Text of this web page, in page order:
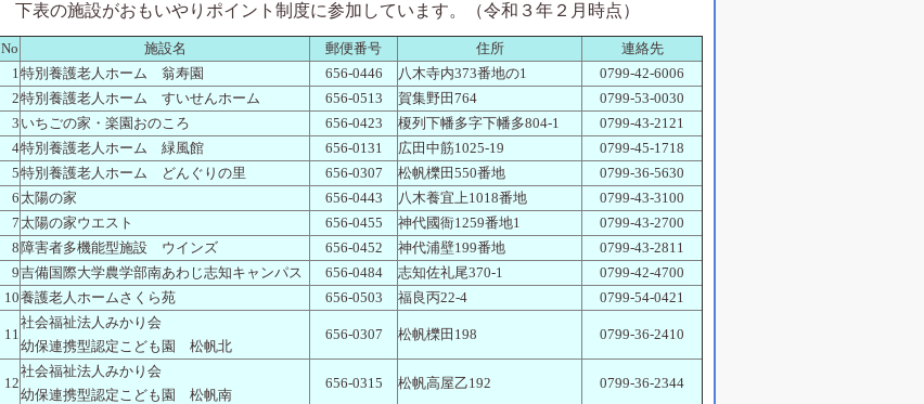
下表の施設がおもいやりポイント制度に参加しています。（令和３年２月時点）
No 施設名 郵便番号 住所
連絡先
1特別養護老人ホーム 翁寿園 656-0446 八木寺内373番地の1
0799-42-6006
2特別養護老人ホーム すいせんホーム 656-0513 賀集野田764
0799-53-0030
3 いちごの家・楽園おのころ 656-0423 榎列下幡多字下幡多804-1
0799-43-2121
4特別養護老人ホーム 緑風館 656-0131 広田中筋1025-19
0799-45-1718
5特別養護老人ホーム どんぐりの里 656-0307 松帆櫟田550番地
0799-36-5630
6太陽の家 656-0443 八木養宜上1018番地
0799-43-3100
7太陽の家ウエスト 656-0455 神代國衙1259番地1
0799-43-2700
8 障害者多機能型施設 ウインズ 656-0452 神代浦壁199番地
0799-43-2811
9吉備国際大学農学部南あわじ志知キャンパス 656-0484 志知佐礼尾370-1
0799-42-4700
10養護老人ホームさくら苑 656-0503 福良丙22-4 0799-54-0421
11
社会福祉法人みかり会
幼保連携型認定こども園 松帆北
656-0307 松帆櫟田198 0799-36-2410
12
社会福祉法人みかり会
幼保連携型認定こども園 松帆南
656-0315 松帆高屋乙192 0799-36-2344